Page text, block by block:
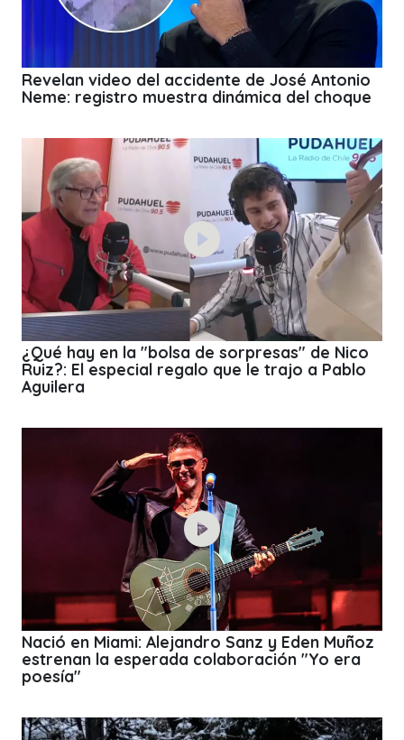
Revelan video del accidente de José Antonio
Neme: registro muestra dinámica del choque
¿Qué hay en la "bolsa de sorpresas" de Nico
Ruiz?: El especial regalo que le trajo a Pablo
Aguilera
Nació en Miami: Alejandro Sanz y Eden Muñoz
estrenan la esperada colaboración "Yo era
poesía"